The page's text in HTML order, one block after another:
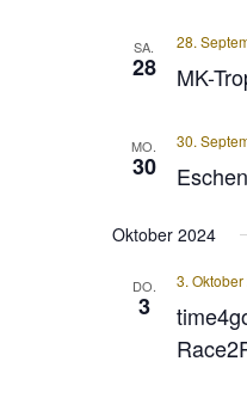
SA.
28 MK-
28.
MO.
30
30.
Oktober 2024
DO.
3
3.